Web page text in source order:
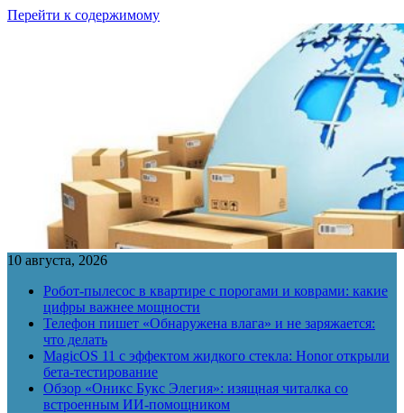
Перейти к содержимому
10 августа, 2026
Робот-пылесос в квартире с порогами и коврами: какие
цифры важнее мощности
Телефон пишет «Обнаружена влага» и не заряжается:
что делать
MagicOS 11 с эффектом жидкого стекла: Honor открыли
бета-тестирование
Обзор «Оникс Букс Элегия»: изящная читалка со
встроенным ИИ-помощником